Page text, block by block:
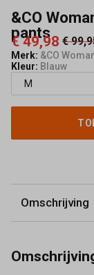
&CO
pants
€ 49,98 €
Merk: &CO
Kleur: Blauw
Omschrijving